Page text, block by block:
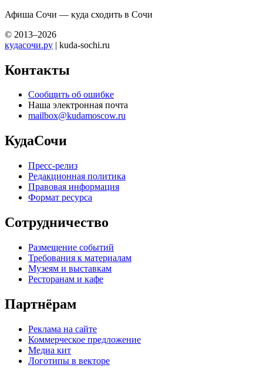
Афиша Сочи — куда сходить в Сочи
© 2013–2026
кудасочи.ру | kuda-sochi.ru
Контакты
Сообщить об ошибке
Наша электронная почта
mailbox@kudamoscow.ru
КудаСочи
Пресс-релиз
Редакционная политика
Правовая информация
Формат ресурса
Сотрудничество
Размещение событий
Требования к материалам
Музеям и выставкам
Ресторанам и кафе
Партнёрам
Реклама на сайте
Коммерческое предложение
Медиа кит
Логотипы в векторе